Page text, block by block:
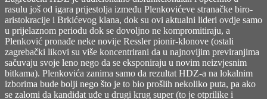
rasulu još od igara prijestolja između Plenkovićeve stranačke biro-
aristokracije i Brkićevog klana, dok su ovi aktualni lideri ovdje samo
u prijelaznom periodu dok se dovoljno ne kompromitiraju, a
Plenković pronađe neke novije Ressler pionir-klonove (ostali
zagrebački likovi su više koncentrirani da u najnovijim previranjima
sačuvaju svoje leno nego da se eksponiraju u novim neizvjesnim
bitkama). Plenkovića zanima samo da rezultat HDZ-a na lokalnim
izborima bude bolji nego što je to bio prošlih nekoliko puta, pa ako
se zalomi da kandidat uđe u drugi krug super (to je otprilike i